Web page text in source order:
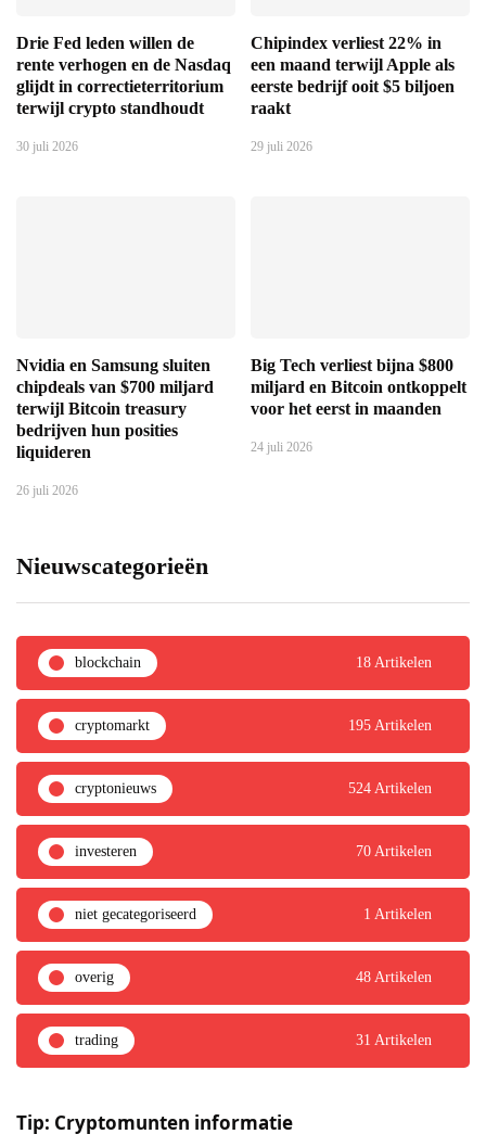
Drie Fed leden willen de
rente verhogen en de Nasdaq
glijdt in correctieterritorium
terwijl crypto standhoudt
30 juli 2026
Chipindex verliest 22% in
een maand terwijl Apple als
eerste bedrijf ooit $5 biljoen
raakt
29 juli 2026
Nvidia en Samsung sluiten
chipdeals van $700 miljard
terwijl Bitcoin treasury
bedrijven hun posities
liquideren
26 juli 2026
Big Tech verliest bijna $800
miljard en Bitcoin ontkoppelt
voor het eerst in maanden
24 juli 2026
Nieuwscategorieën
blockchain 18 Artikelen
cryptomarkt 195 Artikelen
cryptonieuws 524 Artikelen
investeren 70 Artikelen
niet gecategoriseerd 1 Artikelen
overig 48 Artikelen
trading 31 Artikelen
Tip: Cryptomunten informatie